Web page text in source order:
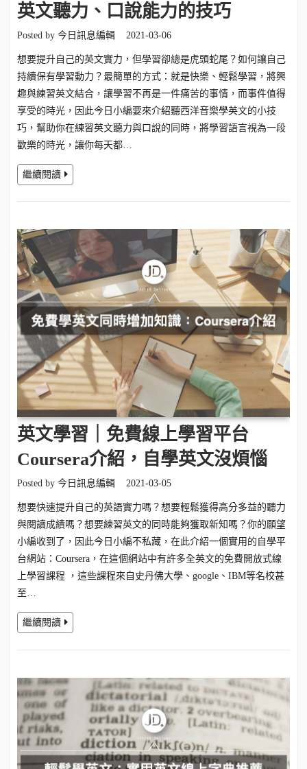
英文聽力、口說能力的技巧
Posted by 今日訊息編輯 2021-03-06
想要提升自己的英文實力，但學習卻總是虎頭蛇尾？如何讓自己
持續保有學習動力？最簡單的方式：就是快樂、輕鬆學習，將興
趣與練習英文結合，讓學習不再是一件痛苦的事情，而事件值得
享受的時光，因此今日小編要來介紹聽西洋音樂學英文的小技
巧，幫助你在練習英文聽力與口說的同時，將學習語言視為一段
歡樂的時光，讓你每天都…
繼續閱讀
英文學習｜免費線上學習平台
Coursera介紹，自學英文沒煩惱
Posted by 今日訊息編輯 2021-03-05
想要快速提升自己的英語實力嗎？想要輕鬆獲得高分多益的聽力
與閱讀成績嗎？想要練習英文的同時能夠獲取新知嗎？你的願望
小編收到了，因此今日小編不私藏，在此介紹一個實用的自學平
台網站：Coursera，在這個網站中有許多全英文的免費開放式線
上學習課程 ，這些課程來自史丹佛大學、google、IBM等名校甚
至…
繼續閱讀